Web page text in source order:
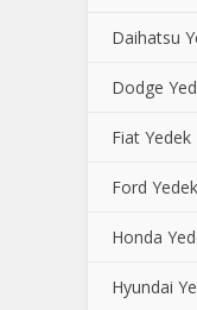
Daihatsu
Dodge
Fiat Yedek
Ford
Honda
Hyundai